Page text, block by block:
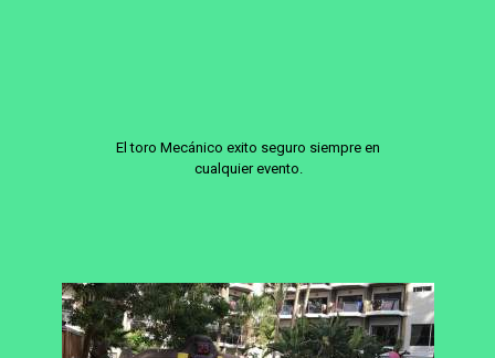
El toro Mecánico exito seguro siempre en
cualquier evento.